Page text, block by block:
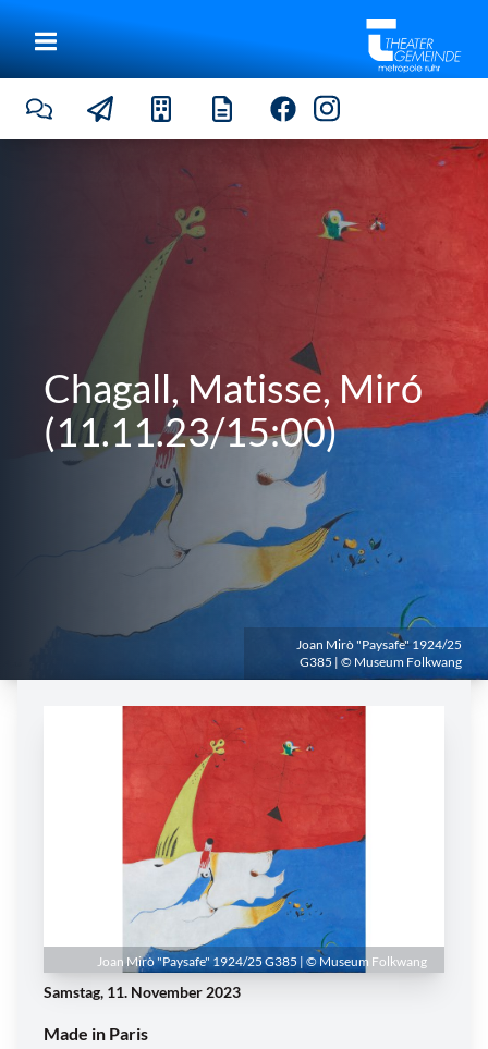
Chagall, Matisse, Miró
(11.11.23/15:00)
Joan Mirò "Paysafe" 1924/25
G385 | © Museum Folkwang
Joan Mirò "Paysafe" 1924/25 G385 | © Museum Folkwang
Samstag, 11. November 2023
Made in Paris